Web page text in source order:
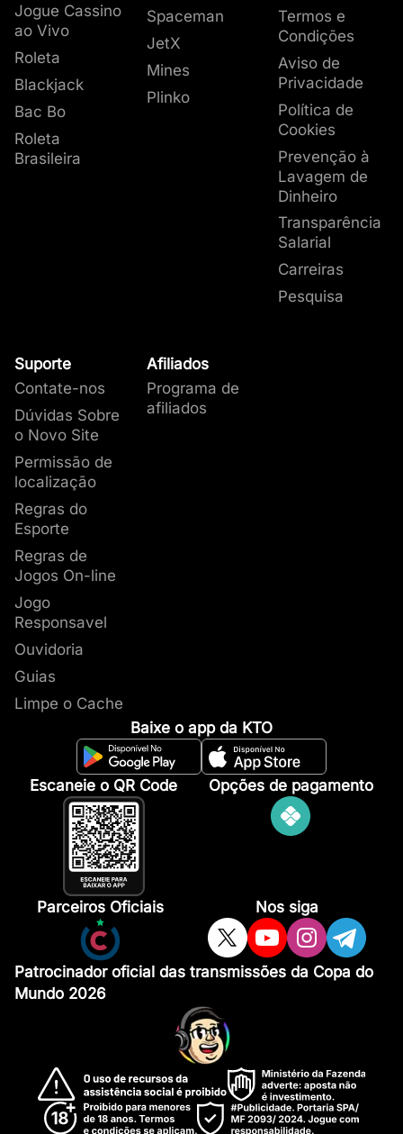
Jogue Cassino
ao Vivo
Roleta
Blackjack
Bac Bo
Roleta
Brasileira
Spaceman
JetX
Mines
Plinko
Termos e
Condições
Aviso de
Privacidade
Política de
Cookies
Prevenção à
Lavagem de
Dinheiro
Transparência
Salarial
Carreiras
Pesquisa
Suporte
Contate-nos
Dúvidas Sobre
o Novo Site
Permissão de
localização
Regras do
Esporte
Regras de
Jogos On-line
Jogo
Responsavel
Ouvidoria
Guias
Limpe o Cache
Afiliados
Programa de
afiliados
Baixe o app da KTO
Escaneie o QR Code Opções de pagamento
Parceiros Oficiais Nos siga
Patrocinador oficial das transmissões da Copa do
Mundo 2026